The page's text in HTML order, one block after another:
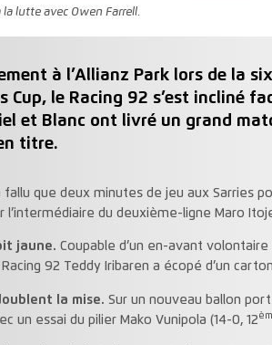
la lutte avec Owen Farrell.
à l’Allianz Park lors de la
Cup, le Racing 92 s’est incliné
et Blanc ont livré un grand
titre.
fallu que deux minutes de jeu aux Sarries
l’intermédiaire du deuxième-ligne Maro
jaune. Coupable d’un en-avant
92 Teddy Iribaren a écopé d’un
la mise. Sur un nouveau ballon
un essai du pilier Mako Vunipola (14-0, 12